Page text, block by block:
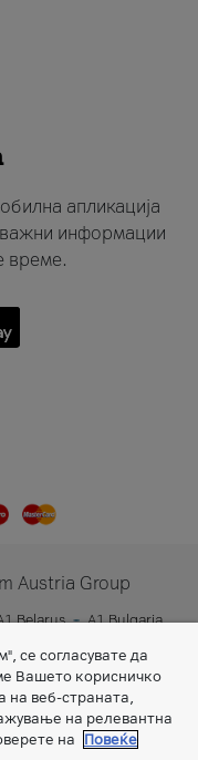
апликација
важни информации
време.
Austria Group
Belarus
A1 Bulgaria
се согласувате да
Вашето корисничко
на веб-страната,
на релевантна
на
Повеќе